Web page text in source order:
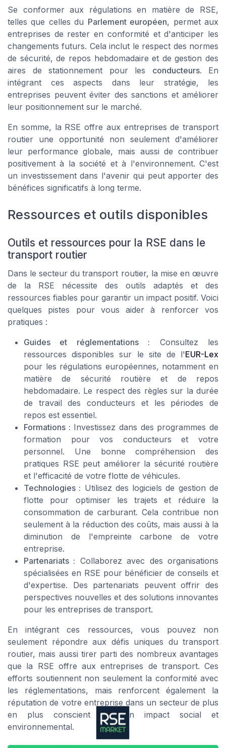
Se conformer aux régulations en matière de RSE,
telles que celles du Parlement européen, permet aux
entreprises de rester en conformité et d'anticiper les
changements futurs. Cela inclut le respect des normes
de sécurité, de repos hebdomadaire et de gestion des
aires de stationnement pour les conducteurs. En
intégrant ces aspects dans leur stratégie, les
entreprises peuvent éviter des sanctions et améliorer
leur positionnement sur le marché.
En somme, la RSE offre aux entreprises de transport
routier une opportunité non seulement d'améliorer
leur performance globale, mais aussi de contribuer
positivement à la société et à l'environnement. C'est
un investissement dans l'avenir qui peut apporter des
bénéfices significatifs à long terme.
Ressources et outils disponibles
Outils et ressources pour la RSE dans le
transport routier
Dans le secteur du transport routier, la mise en œuvre
de la RSE nécessite des outils adaptés et des
ressources fiables pour garantir un impact positif. Voici
quelques pistes pour vous aider à renforcer vos
pratiques :
Guides et réglementations : Consultez les
ressources disponibles sur le site de l'EUR-Lex
pour les régulations européennes, notamment en
matière de sécurité routière et de repos
hebdomadaire. Le respect des règles sur la durée
de travail des conducteurs et les périodes de
repos est essentiel.
Formations : Investissez dans des programmes de
formation pour vos conducteurs et votre
personnel. Une bonne compréhension des
pratiques RSE peut améliorer la sécurité routière
et l'efficacité de votre flotte de véhicules.
Technologies : Utilisez des logiciels de gestion de
flotte pour optimiser les trajets et réduire la
consommation de carburant. Cela contribue non
seulement à la réduction des coûts, mais aussi à la
diminution de l'empreinte carbone de votre
entreprise.
Partenariats : Collaborez avec des organisations
spécialisées en RSE pour bénéficier de conseils et
d'expertise. Des partenariats peuvent offrir des
perspectives nouvelles et des solutions innovantes
pour les entreprises de transport.
En intégrant ces ressources, vous pouvez non
seulement répondre aux défis uniques du transport
routier, mais aussi tirer parti des nombreux avantages
que la RSE offre aux entreprises de transport. Ces
efforts soutiennent non seulement la conformité avec
les réglementations, mais renforcent également la
réputation de votre entreprise dans un secteur de plus
en plus conscient de son impact social et
environnemental.